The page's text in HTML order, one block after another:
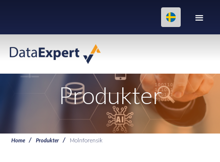
Produkter
Home Produkter Molnforensik